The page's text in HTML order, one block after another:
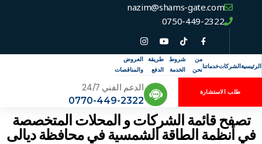
nazim@shams-gate.com
0750-449-2322
الرئيسيةالشركاتخدماتنا
من
نحن
شروط
الخدمة
طريقة
الدفع
العروض
والمناقصات
الدعم الفني 24/7
0770-449-2322
طلب الاستشارة
تصفح قائمة الشركات و المحلات المتخصصة
في أنظمة الطاقة الشمسية في محافظة ديالى